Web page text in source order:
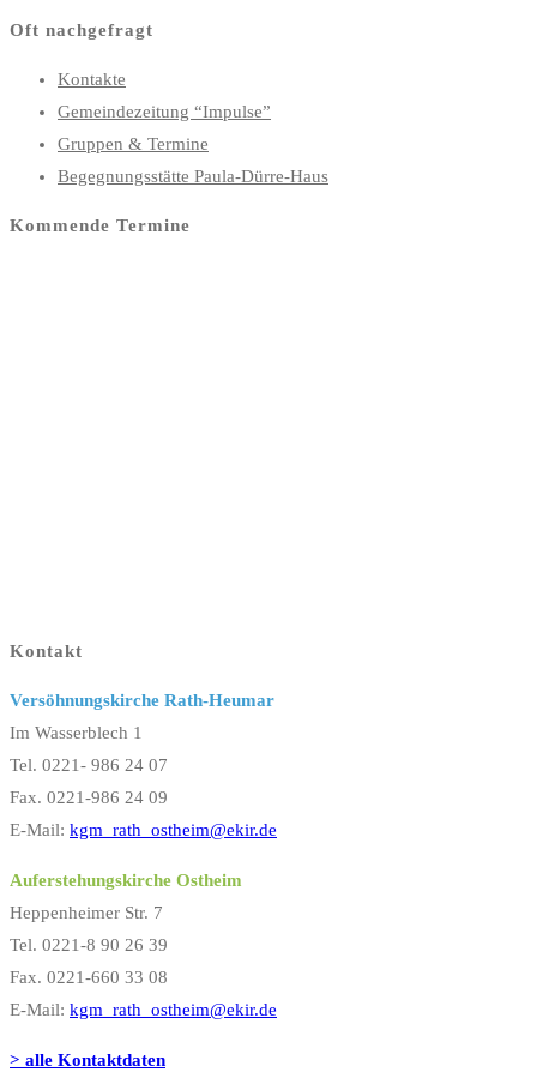
Oft nachgefragt
Kontakte
Gemeindezeitung “Impulse”
Gruppen & Termine
Begegnungsstätte Paula-Dürre-Haus
Kommende Termine
Kontakt
Versöhnungskirche Rath-Heumar
Im Wasserblech 1
Tel. 0221- 986 24 07
Fax. 0221-986 24 09
E-Mail: kgm_rath_ostheim@ekir.de
Auferstehungskirche Ostheim
Heppenheimer Str. 7
Tel. 0221-8 90 26 39
Fax. 0221-660 33 08
E-Mail: kgm_rath_ostheim@ekir.de
> alle Kontaktdaten